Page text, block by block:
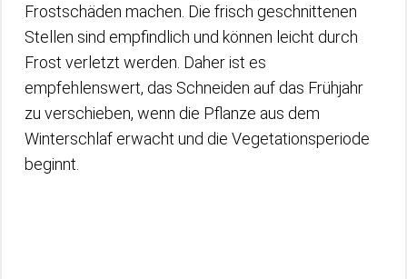
Frostschäden machen. Die frisch geschnittenen
Stellen sind empfindlich und können leicht durch
Frost verletzt werden. Daher ist es
empfehlenswert, das Schneiden auf das Frühjahr
zu verschieben, wenn die Pflanze aus dem
Winterschlaf erwacht und die Vegetationsperiode
beginnt.